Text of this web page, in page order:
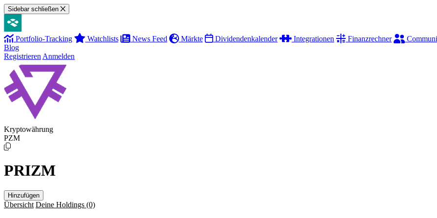
Sidebar schließen
Portfolio-Tracking Watchlists News Feed Märkte Dividendenkalender Integrationen Finanzrechner
Blog
Registrieren Anmelden
Kryptowährung
PZM
PRIZM
Hinzufügen
Übersicht Deine Holdings (0)